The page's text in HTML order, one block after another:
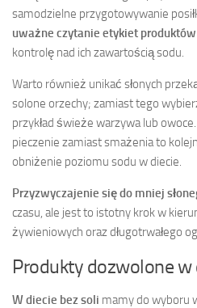
samodzielne przygotowywanie
uważne czytanie etykiet
kontrolę nad ich zawartością sodu.
Warto również unikać słonych
solone orzechy; zamiast tego
przykład świeże warzywa lub
pieczenie zamiast smażenia to
obniżenie poziomu sodu w diecie.
Przyzwyczajenie się do mniej
czasu, ale jest to istotny krok w
żywieniowych oraz długotrwałego
Produkty dozwolone w
W diecie bez soli mamy do wyboru